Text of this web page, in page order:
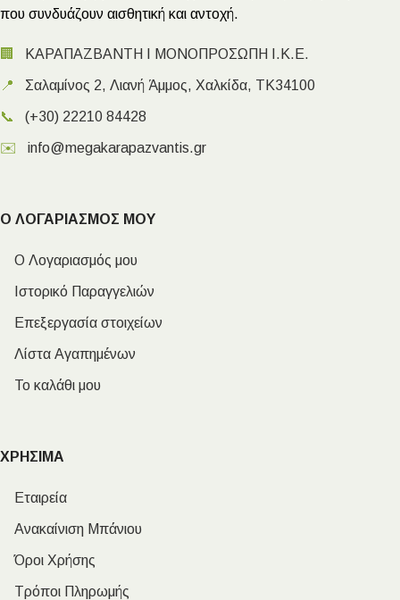
που συνδυάζουν αισθητική και αντοχή.
🏢 ΚΑΡΑΠΑΖΒΑΝΤΗ Ι ΜΟΝΟΠΡΟΣΩΠΗ Ι.Κ.Ε.
📍 Σαλαμίνος 2, Λιανή Άμμος, Χαλκίδα, ΤΚ34100
📞 (+30) 22210 84428
✉️ info@megakarapazvantis.gr
Ο ΛΟΓΑΡΙΑΣΜΟΣ ΜΟΥ
Ο Λογαριασμός μου
Ιστορικό Παραγγελιών
Επεξεργασία στοιχείων
Λίστα Αγαπημένων
Το καλάθι μου
ΧΡΗΣΙΜΑ
Εταιρεία
Ανακαίνιση Μπάνιου
Όροι Χρήσης
Τρόποι Πληρωμής